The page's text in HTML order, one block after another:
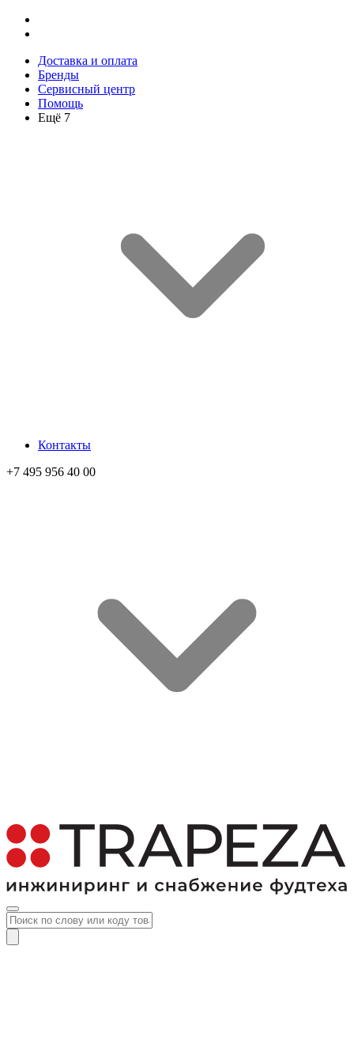
Доставка и оплата
Бренды
Сервисный центр
Помощь
Ещё 7
Контакты
+7 495 956 40 00